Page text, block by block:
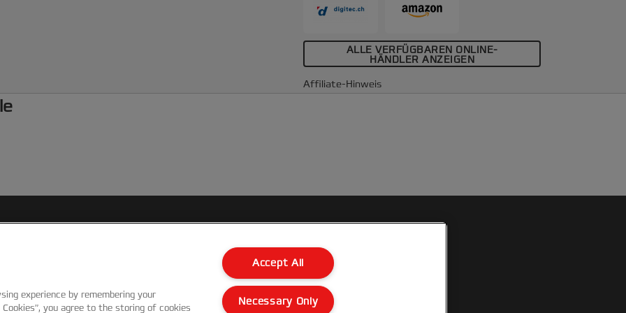
ALLE VERFÜGBAREN ONLINE-
HÄNDLER ANZEIGEN
Affiliate-Hinweis
Garantie Bedingungen
experience by remembering your
you agree to the storing of cookies
Accept All
Necessary Only